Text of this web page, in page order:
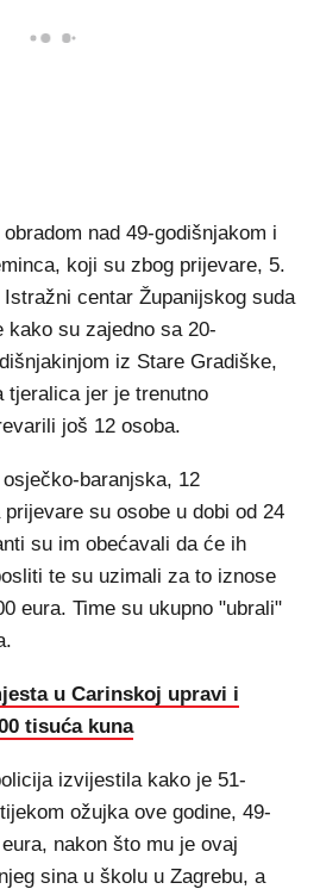
nad 49-godišnjakom i
koji su zbog prijevare, 5.
centar Županijskog suda
kako su zajedno sa 20-
iz Stare Gradiške,
tjeralica jer je trenutno
još 12 osoba.
baranjska, 12
su osobe u dobi od 24
su im obećavali da će ih
te su uzimali za to iznose
eura. Time su ukupno "ubrali"
u Carinskoj upravi i
tisuća kuna
izvijestila kako je 51-
ožujka ove godine, 49-
nakon što mu je ovaj
sina u školu u Zagrebu, a